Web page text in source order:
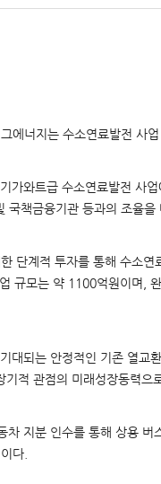
에너지는 수소연료발전 사
가와트급 수소연료발전 사
국책금융기관 등과의 조율을
단계적 투자를 통해 수소
규모는 약 1100억원이며,
대되는 안정적인 기존 열교
기적 관점의 미래성장동력
차 지분 인수를 통해 상용
다.